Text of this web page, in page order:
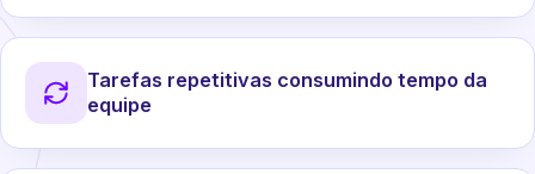
Tarefas repetitivas consumindo tempo da
equipe